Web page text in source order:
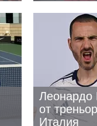
Леонардо
от
Италия